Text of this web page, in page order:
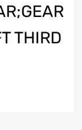
THIRD